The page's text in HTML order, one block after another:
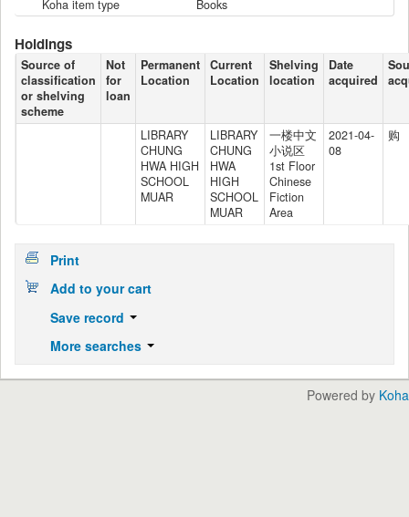
Koha item type
Books
Holdings
Source of
classification
or shelving
scheme
Not
for
loan
Permanent
Location
Current
Location
Shelving
location
Date
acquired
LIBRARY
CHUNG
HWA HIGH
SCHOOL
MUAR
LIBRARY
CHUNG
HWA
HIGH
SCHOOL
MUAR
一楼中文
小说区
1st Floor
Chinese
Fiction
Area
2021-04-
08
购
Print
Add to your cart
Save record
More searches
Powered by Koha